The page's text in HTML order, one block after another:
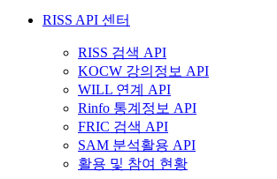
RISS API 센터
RISS 검색 API
KOCW 강의정보 API
WILL 연계 API
Rinfo 통계정보 API
FRIC 검색 API
SAM 분석활용 API
활용 및 참여 현황